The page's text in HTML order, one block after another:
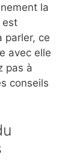
la
est
parler, ce
avec elle
pas à
conseils